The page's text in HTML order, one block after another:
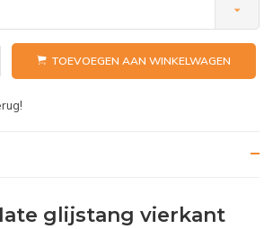
TOEVOEGEN AAN WINKELWAGEN
€ 150,- (NL)
glijstang vierkant